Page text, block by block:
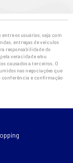
os usuários, seja com
entregas de veículos
responsabilidade do
veracidade e/ou
causados a terceiros. O
nas negociações que
conferência e confirmação